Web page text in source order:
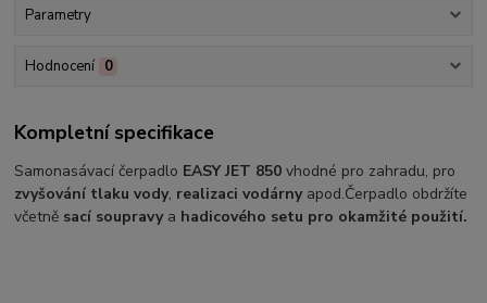
Parametry
Hodnocení 0
Kompletní specifikace
Samonasávací čerpadlo EASY JET 850 vhodné pro zahradu, pro
zvyšování tlaku vody, realizaci vodárnyapod.Čerpadlo obdržíte
včetně sací soupravya hadicového setu pro okamžité použití.